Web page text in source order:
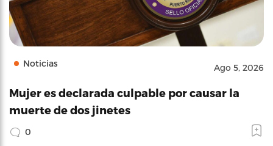
Noticias Ago 5, 2026
Mujer es declarada culpable por causar la
muerte de dos jinetes
0